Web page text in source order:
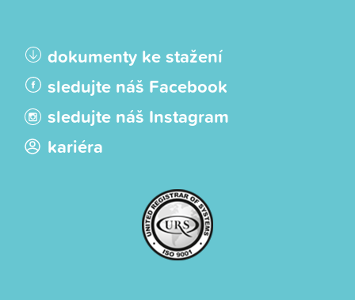
dokumenty ke stažení
sledujte náš Facebook
sledujte náš Instagram
kariéra